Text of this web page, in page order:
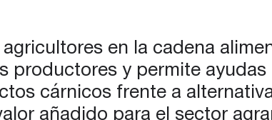
en la cadena
productores y permite ayudas
cárnicos frente a
añadido para el sector